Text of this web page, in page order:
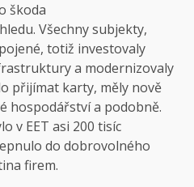
škoda
Všechny subjekty,
totiž investovaly
a modernizovaly
přijímat karty, měly nově
hospodářství a podobně.
v EET asi 200 tisíc
do dobrovolného
firem.